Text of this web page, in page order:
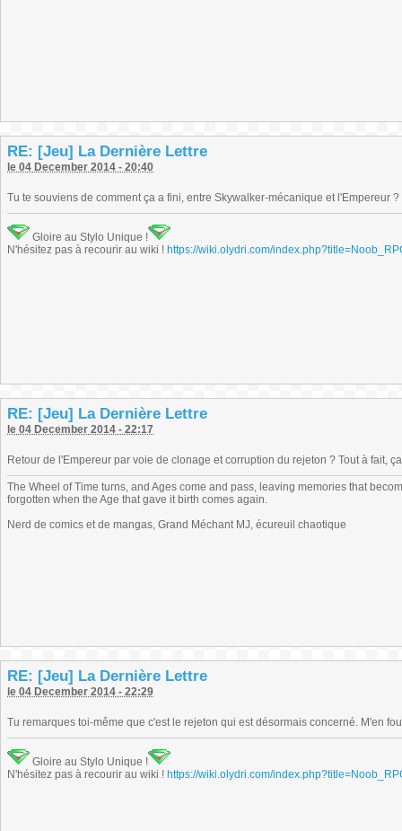
RE: [Jeu] La Dernière Lettre
le 04 December 2014 - 20:40
Tu te souviens de comment ça a fini, entre Skywalker-mécanique et l'Empereur ?
Gloire au Stylo Unique !
N'hésitez pas à recourir au wiki ! https://wiki.olydri.com/
RE: [Jeu] La Dernière Lettre
le 04 December 2014 - 22:17
Retour de l'Empereur par voie de clonage et corruption du rejeton ? Tout à fait,
The Wheel of Time turns, and Ages come and pass, leaving memories that
forgotten when the Age that gave it birth comes again.
Nerd de comics et de mangas, Grand Méchant MJ, écureuil chaotique
RE: [Jeu] La Dernière Lettre
le 04 December 2014 - 22:29
Tu remarques toi-même que c'est le rejeton qui est désormais concerné. M'en
Gloire au Stylo Unique !
N'hésitez pas à recourir au wiki ! https://wiki.olydri.com/